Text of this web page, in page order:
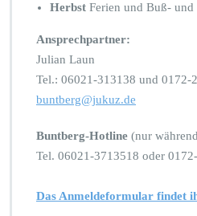
Herbst Ferien und Buß-
Ansprechpartner:
Julian Laun
Tel.: 06021-313138 und 0172-
buntberg@jukuz.de
Buntberg-Hotline (nur
Tel. 06021-3713518 oder
Das Anmeldeformular findet